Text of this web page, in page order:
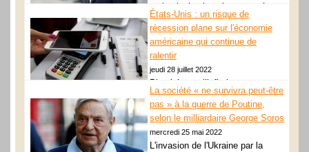
technologies les plus avancées
en matière de semi-conducteurs.
Une décision qui risque... GN_lirelasuite
États-Unis : un risque de
récession plane sur l'économie
américaine qui continue de
ralentir
jeudi 28 juillet 2022
Plombée par l’inflation,
l’économie américaine continue
de ralentir. Le produit intérieur brut des États-Unis a de nouveau
reculé au... GN_lirelasuite
La société « ne survivra peut-être
pas » à la guerre de Poutine,
selon le milliardaire George Soros
mercredi 25 mai 2022
L'invasion de l'Ukraine par la